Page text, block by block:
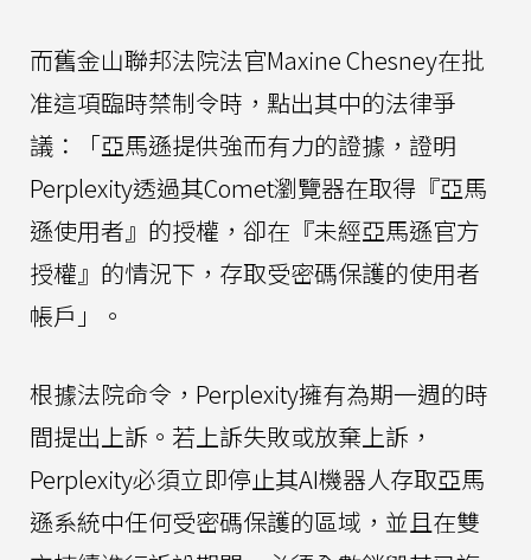
而舊金山聯邦法院法官Maxine Chesney在批
准這項臨時禁制令時，點出其中的法律爭
議：「亞馬遜提供強而有力的證據，證明
Perplexity透過其Comet瀏覽器在取得『亞馬
遜使用者』的授權，卻在『未經亞馬遜官方
授權』的情況下，存取受密碼保護的使用者
帳戶」。
根據法院命令，Perplexity擁有為期一週的時
間提出上訴。若上訴失敗或放棄上訴，
Perplexity必須立即停止其AI機器人存取亞馬
遜系統中任何受密碼保護的區域，並且在雙